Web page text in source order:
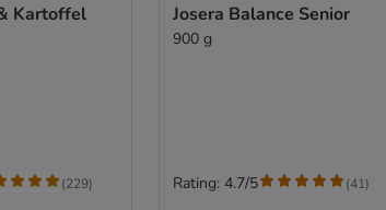
Kartoffel
(229)
Josera Balance Senior
900 g
Rating: 4.7/5 (41)